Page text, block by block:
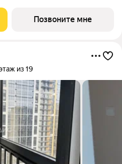
в котором появилось
Позвоните мне
из 19